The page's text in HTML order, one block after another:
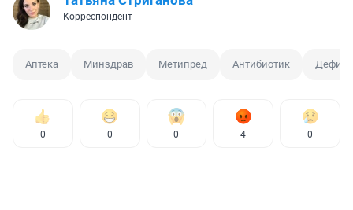
Корреспондент
Аптека Минздрав Метипред Антибиотик
0 0 0 4 0